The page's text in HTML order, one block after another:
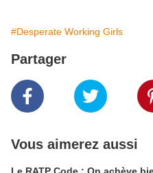
#Desperate Working Girls
Partager
Vous aimerez aussi